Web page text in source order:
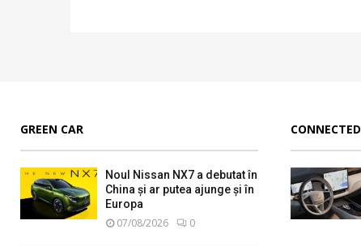
GREEN CAR
Noul Nissan NX7 a debutat în
China și ar putea ajunge și în
Europa
07/08/2026 0
CONNECTED